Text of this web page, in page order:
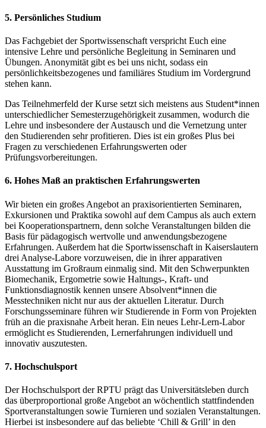
5. Persönliches Studium
Das Fachgebiet der Sportwissenschaft verspricht Euch eine
intensive Lehre und persönliche Begleitung in Seminaren und
Übungen. Anonymität gibt es bei uns nicht, sodass ein
persönlichkeitsbezogenes und familiäres Studium im Vordergrund
stehen kann.
Das Teilnehmerfeld der Kurse setzt sich meistens aus Student*innen
unterschiedlicher Semesterzugehörigkeit zusammen, wodurch die
Lehre und insbesondere der Austausch und die Vernetzung unter
den Studierenden sehr profitieren. Dies ist ein großes Plus bei
Fragen zu verschiedenen Erfahrungswerten oder
Prüfungsvorbereitungen.
6. Hohes Maß an praktischen Erfahrungswerten
Wir bieten ein großes Angebot an praxisorientierten Seminaren,
Exkursionen und Praktika sowohl auf dem Campus als auch extern
bei Kooperationspartnern, denn solche Veranstaltungen bilden die
Basis für pädagogisch wertvolle und anwendungsbezogene
Erfahrungen. Außerdem hat die Sportwissenschaft in Kaiserslautern
drei Analyse-Labore vorzuweisen, die in ihrer apparativen
Ausstattung im Großraum einmalig sind. Mit den Schwerpunkten
Biomechanik, Ergometrie sowie Haltungs-, Kraft- und
Funktionsdiagnostik kennen unsere Absolvent*innen die
Messtechniken nicht nur aus der aktuellen Literatur. Durch
Forschungsseminare führen wir Studierende in Form von Projekten
früh an die praxisnahe Arbeit heran. Ein neues Lehr-Lern-Labor
ermöglicht es Studierenden, Lernerfahrungen individuell und
innovativ auszutesten.
7. Hochschulsport
Der Hochschulsport der RPTU prägt das Universitätsleben durch
das überproportional große Angebot an wöchentlich stattfindenden
Sportveranstaltungen sowie Turnieren und sozialen Veranstaltungen.
Hierbei ist insbesondere auf das beliebte ‘Chill & Grill’ in den